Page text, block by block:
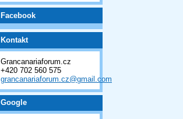
Facebook
Kontakt
Grancanariaforum.cz
+420 702 560 575
grancanariaforum.cz@gmail.com
Google